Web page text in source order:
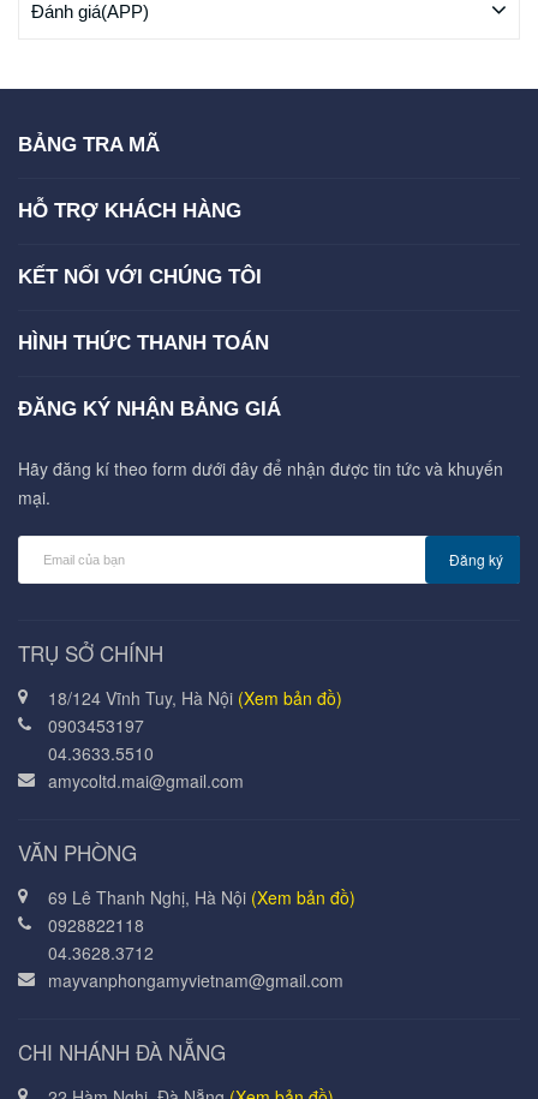
Đánh giá(APP)
BẢNG TRA MÃ
HỖ TRỢ KHÁCH HÀNG
KẾT NỐI VỚI CHÚNG TÔI
HÌNH THỨC THANH TOÁN
ĐĂNG KÝ NHẬN BẢNG GIÁ
Hãy đăng kí theo form dưới đây để nhận được tin tức và khuyến
mại.
Đăng ký
TRỤ SỞ CHÍNH
18/124 Vĩnh Tuy, Hà Nội (Xem bản đồ)
0903453197
04.3633.5510
amycoltd.mai@gmail.com
VĂN PHÒNG
69 Lê Thanh Nghị, Hà Nội (Xem bản đồ)
0928822118
04.3628.3712
mayvanphongamyvietnam@gmail.com
CHI NHÁNH ĐÀ NẴNG